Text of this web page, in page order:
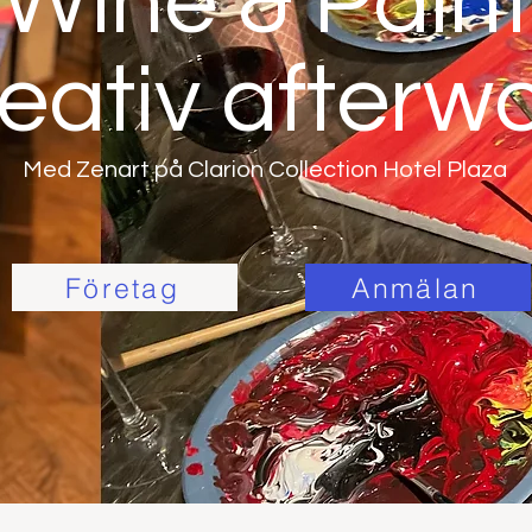
Med Zenart på Clarion Collection Hotel Plaza
Företag Anmälan